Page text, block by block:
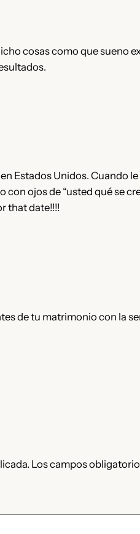
cosas como que sueno
Estados Unidos. Cuando
ojos de “usted qué se
that date!!!!
de tu matrimonio con la
Los campos